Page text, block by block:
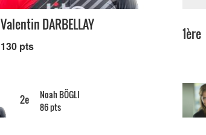
Valentin DARBELLAY
130 pts
2e Noah BÖGLI
86 pts
1ère